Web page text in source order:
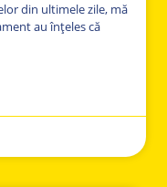
din ultimele zile, mă
au înțeles că